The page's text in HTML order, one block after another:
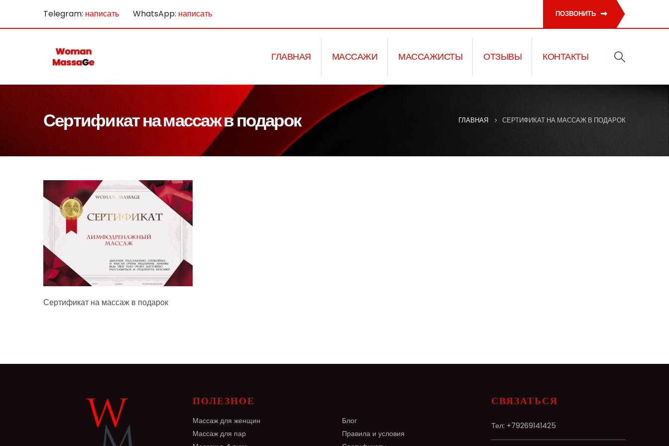
Telegram: написать WhatsApp: написать ПОЗВОНИТЬ
ГЛАВНАЯ МАССАЖИ МАССАЖИСТЫ ОТЗЫВЫ КОНТАКТЫ
Сертификат на массаж в подарок ГЛАВНАЯ СЕРТИФИКАТ НА МАССАЖ В ПОДАРОК
Сертификат на массаж в подарок
ПОЛЕЗНОЕ
Массаж для женщин
Массаж для пар
Блог
Правила и условия
СВЯЗАТЬСЯ
Тел: +79269141425